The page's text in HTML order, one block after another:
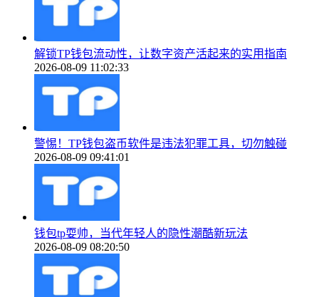
解锁TP钱包流动性，让数字资产活起来的实用指南
2026-08-09 11:02:33
警惕！TP钱包盗币软件是违法犯罪工具，切勿触碰
2026-08-09 09:41:01
钱包tp耍帅，当代年轻人的隐性潮酷新玩法
2026-08-09 08:20:50